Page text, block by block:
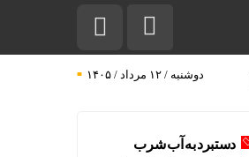
دوشنبه / ۱۲ مرداد / ۱۴۰۵
دستبرد به آب شرب